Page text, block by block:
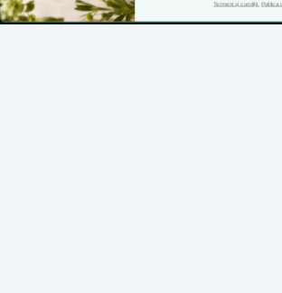
Cumperi acum, plătești în 30 de zile
Termeni și condiții Politica